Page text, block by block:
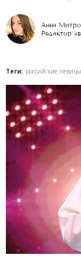
Анна
Редактор
Теги: российские певицы